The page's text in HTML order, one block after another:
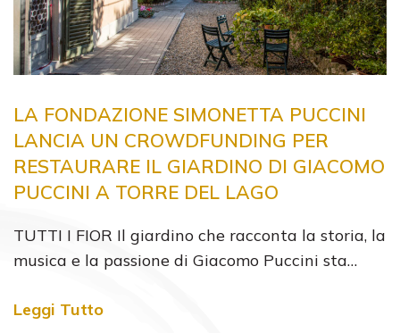
LA FONDAZIONE SIMONETTA PUCCINI
LANCIA UN CROWDFUNDING PER
RESTAURARE IL GIARDINO DI GIACOMO
PUCCINI A TORRE DEL LAGO
TUTTI I FIOR Il giardino che racconta la storia, la
musica e la passione di Giacomo Puccini sta…
Leggi Tutto